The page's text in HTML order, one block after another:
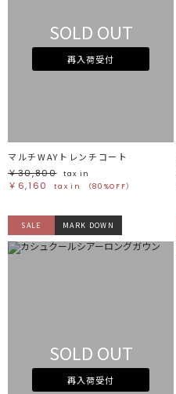
SOLD OUT
再入荷受付
マルチWAYトレンチコート
￥30,800
tax in
￥6,160 tax in （80%OFF）
SALE MARK DOWN
SOLD OUT
再入荷受付